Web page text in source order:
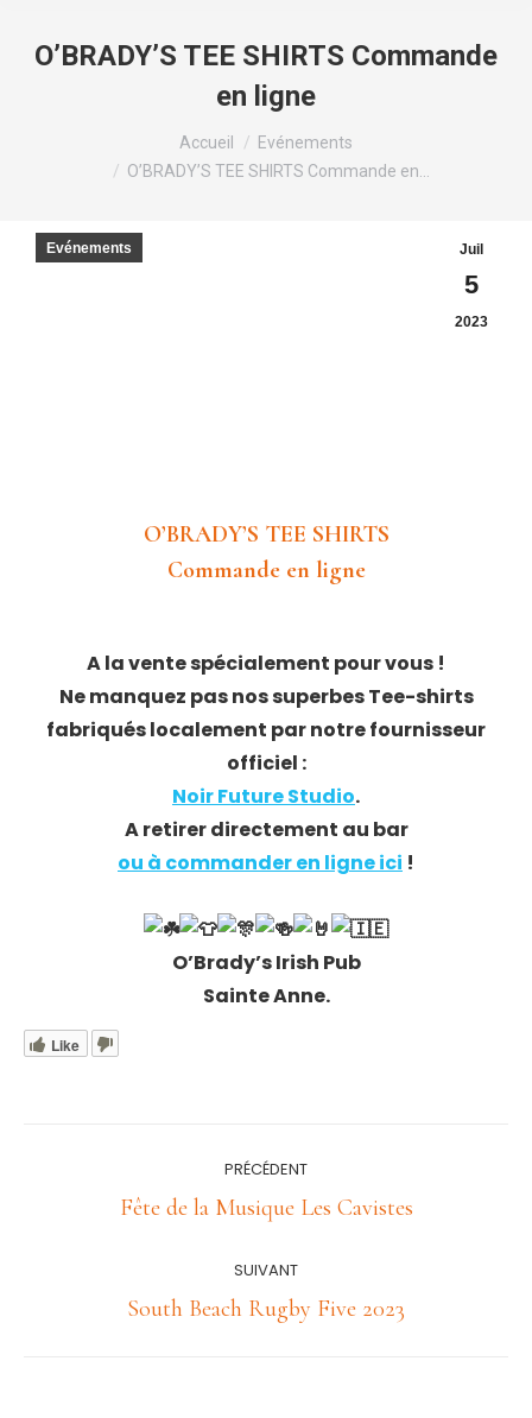
O’BRADY’S TEE SHIRTS Commande
en ligne
Accueil
Evénements
O’BRADY’S TEE SHIRTS Commande en…
Juil
5
2023
Evénements
O’BRADY’S TEE SHIRTS
Commande en ligne
A la vente spécialement pour vous !
Ne manquez pas nos superbes Tee-shirts
fabriqués localement par notre fournisseur
officiel :
Noir Future Studio.
A retirer directement au bar
ou à commander en ligne ici !
O’Brady’s Irish Pub
Sainte Anne.
Like
article
PRÉCÉDENT
Article
:
Fête de la Musique Les Cavistes
SUIVANT
Article
South Beach Rugby Five 2023